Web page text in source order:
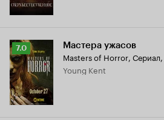
Рейтинг
Кинопоиска
7.0
7.0 Мастера ужасов
Masters of Horror,
Young Kent